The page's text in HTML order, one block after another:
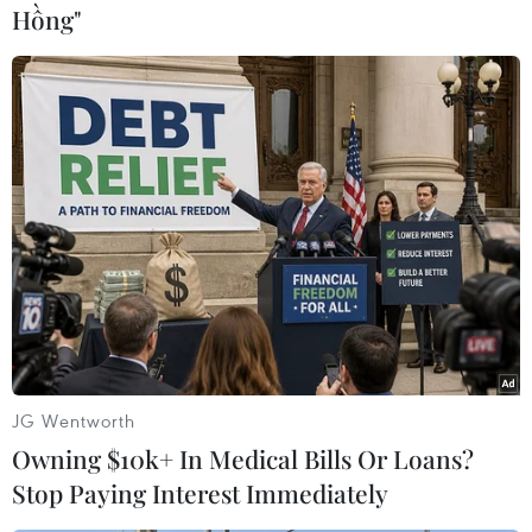
Hồng"
JG Wentworth
Owning $10k+ In Medical Bills Or Loans?
Stop Paying Interest Immediately